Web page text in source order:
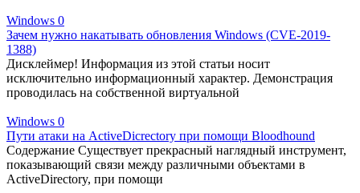
Windows 0
Зачем нужно накатывать обновления Windows (CVE-2019-
1388)
Дисклеймер! Информация из этой статьи носит
исключительно информационный характер. Демонстрация
проводилась на собственной виртуальной
Windows 0
Пути атаки на ActiveDicrectory при помощи Bloodhound
Содержание Существует прекрасный наглядный инструмент,
показывающий связи между различными объектами в
ActiveDirectory, при помощи